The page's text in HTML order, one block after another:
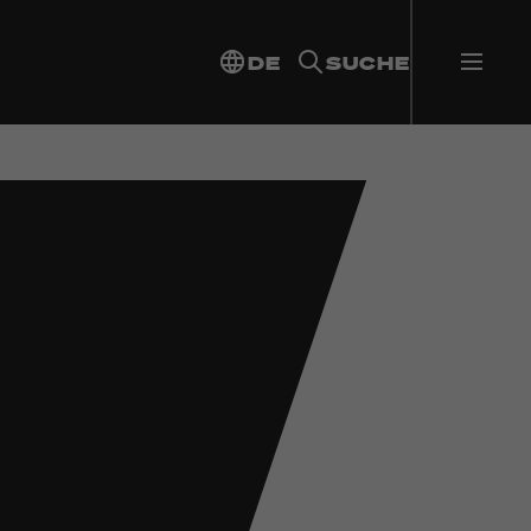
DE SUCHE
um dieses Video anzusehen.